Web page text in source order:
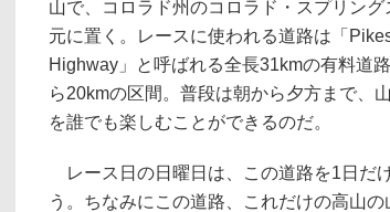
山で、コロラド州のコロラド・スプリング
元に置く。レースに使われる道路は「
Highway」と呼ばれる全長31kmの有料道
ら20kmの区間。普段は朝から夕方まで、
を誰でも楽しむことができるのだ。
レース日の日曜日は、この道路を1日だ
う。ちなみにこの道路、これだけの高山